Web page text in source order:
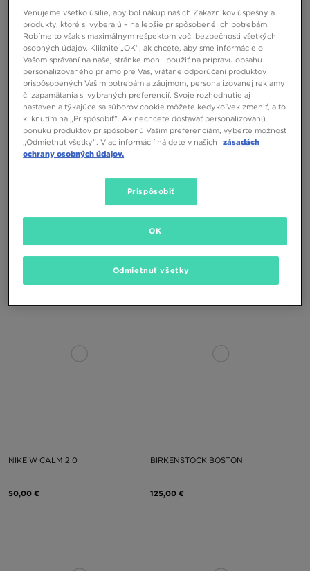
UGG TAZZ II
160,00 €
UGG TASMAN II
150,00 €
HAVAIANAS TOP SENSES
24,00 €
NIKE W CALM 2.0
50,00 €
BIRKENSTOCK BOSTON
125,00 €
Venujeme všetko úsilie, aby bol nákup našich Zákazníkov úspešný a
produkty, ktoré si vyberajú – najlepšie prispôsobené ich potrebám.
Robíme to však s maximálnym rešpektom voči bezpečnosti všetkých
osobných údajov. Kliknite „OK”, ak chcete, aby sme informácie o
Vašom správaní na našej stránke mohli použiť na prípravu obsahu
personalizovaného priamo pre Vás, vrátane odporúčaní produktov
prispôsobených Vašim potrebám a záujmom, personalizovanej reklamy
či zapamätania si vybraných preferencií. Svoje rozhodnutie aj
nastavenia týkajúce sa súborov cookie môžete kedykoľvek zmeniť, a to
kliknutím na „Prispôsobiť”. Ak nechcete dostávať personalizovanú
ponuku produktov prispôsobenú Vašim preferenciám, vyberte možnosť
„Odmietnuť všetky”. Viac informácií nájdete v našich
zásadách
ochrany osobných údajov.
Prispôsobiť
Odmietnuť všetky
OK